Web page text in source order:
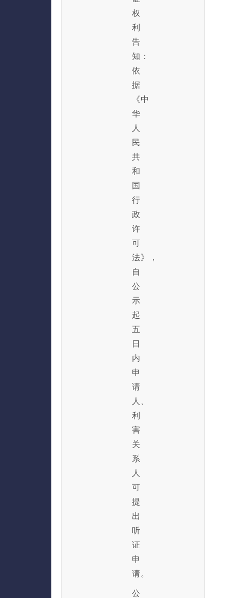
权
利
告
知：
依
据
《中
华
人
民
共
和
国
行
政
许
可
法》，
自
公
示
起
五
日
内
申
请
人、
利
害
关
系
人
可
提
出
听
证
申
请。
公